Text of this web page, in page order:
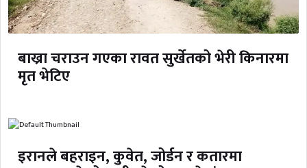
बाख्रा चराउन गएका रावत सुर्खेतको भेरी किनारमा
मृत भेटिए
इरानले बहराइन, कुवेत, जोर्डन र कतारमा